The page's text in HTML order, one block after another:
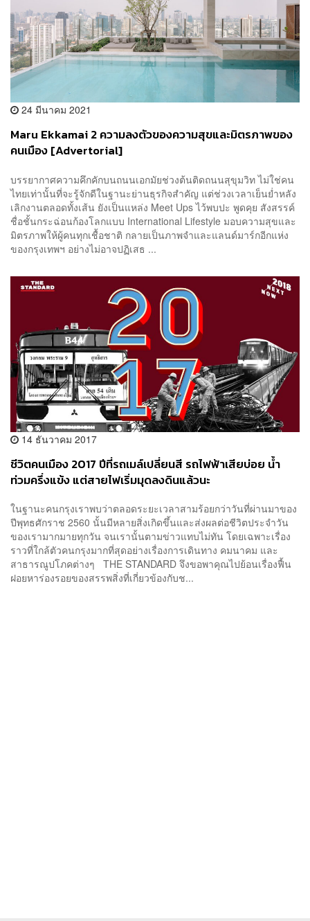
24 มีนาคม 2021
Maru Ekkamai 2 ความลงตัวของความสุขและมิตรภาพของ
คนเมือง [Advertorial]
บรรยากาศความคึกคักบนถนนเอกมัยช่วงต้นติดถนนสุขุมวิท ไม่ใช่คน
ไทยเท่านั้นที่จะรู้จักดีในฐานะย่านธุรกิจสำคัญ แต่ช่วงเวลาเย็นย่ำหลัง
เลิกงานตลอดทั้งเส้น ยังเป็นแหล่ง Meet Ups ไว้พบปะ พูดคุย สังสรรค์
ชื่อชั้นกระฉ่อนก้องโลกแบบ International Lifestyle มอบความสุขและ
มิตรภาพให้ผู้คนทุกเชื้อชาติ กลายเป็นภาพจำและแลนด์มาร์กอีกแห่ง
ของกรุงเทพฯ อย่างไม่อาจปฏิเสธ ...
14 ธันวาคม 2017
ชีวิตคนเมือง 2017 ปีที่รถเมล์เปลี่ยนสี รถไฟฟ้าเสียบ่อย น้ำ
ท่วมครึ่งแข้ง แต่สายไฟเริ่มมุดลงดินแล้วนะ
ในฐานะคนกรุงเราพบว่าตลอดระยะเวลาสามร้อยกว่าวันที่ผ่านมาของ
ปีพุทธศักราช 2560 นั้นมีหลายสิ่งเกิดขึ้นและส่งผลต่อชีวิตประจำวัน
ของเรามากมายทุกวัน จนเรานั้นตามข่าวแทบไม่ทัน โดยเฉพาะเรื่อง
ราวที่ใกล้ตัวคนกรุงมากที่สุดอย่างเรื่องการเดินทาง คมนาคม และ
สาธารณูปโภคต่างๆ THE STANDARD จึงขอพาคุณไปย้อนเรื่องฟื้น
ฝอยหาร่องรอยของสรรพสิ่งที่เกี่ยวข้องกับช...